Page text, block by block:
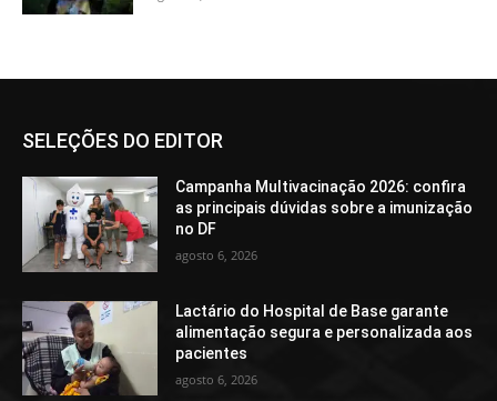
SELEÇÕES DO EDITOR
Campanha Multivacinação 2026: confira
as principais dúvidas sobre a imunização
no DF
agosto 6, 2026
Lactário do Hospital de Base garante
alimentação segura e personalizada aos
pacientes
agosto 6, 2026